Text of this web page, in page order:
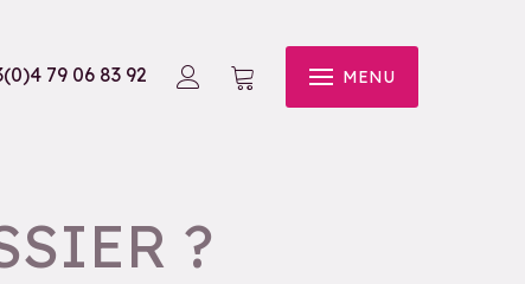
79 06 83 92 MENU
?